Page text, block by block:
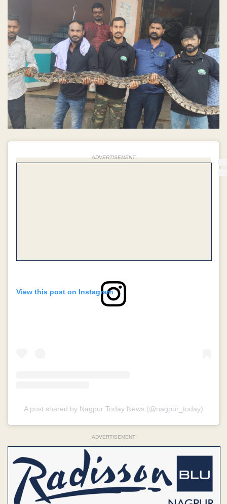
ADVERTISEMENT
View this post on Instagram
A post shared by Nagpur Today News (@nagpur_today)
ADVERTISEMENT